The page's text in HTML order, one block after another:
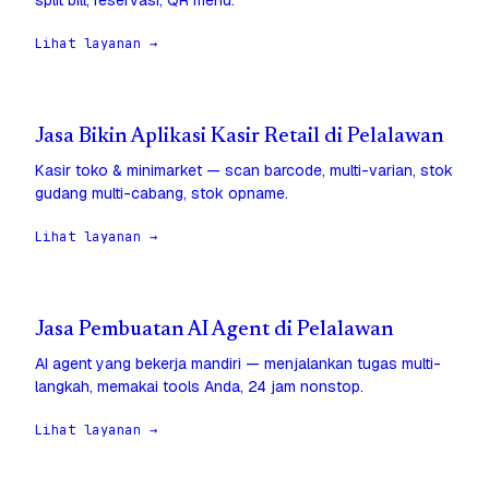
Lihat layanan →
Jasa Bikin Aplikasi Kasir Retail di Pelalawan
Kasir toko & minimarket — scan barcode, multi-varian, stok
gudang multi-cabang, stok opname.
Lihat layanan →
Jasa Pembuatan AI Agent di Pelalawan
AI agent yang bekerja mandiri — menjalankan tugas multi-
langkah, memakai tools Anda, 24 jam nonstop.
Lihat layanan →